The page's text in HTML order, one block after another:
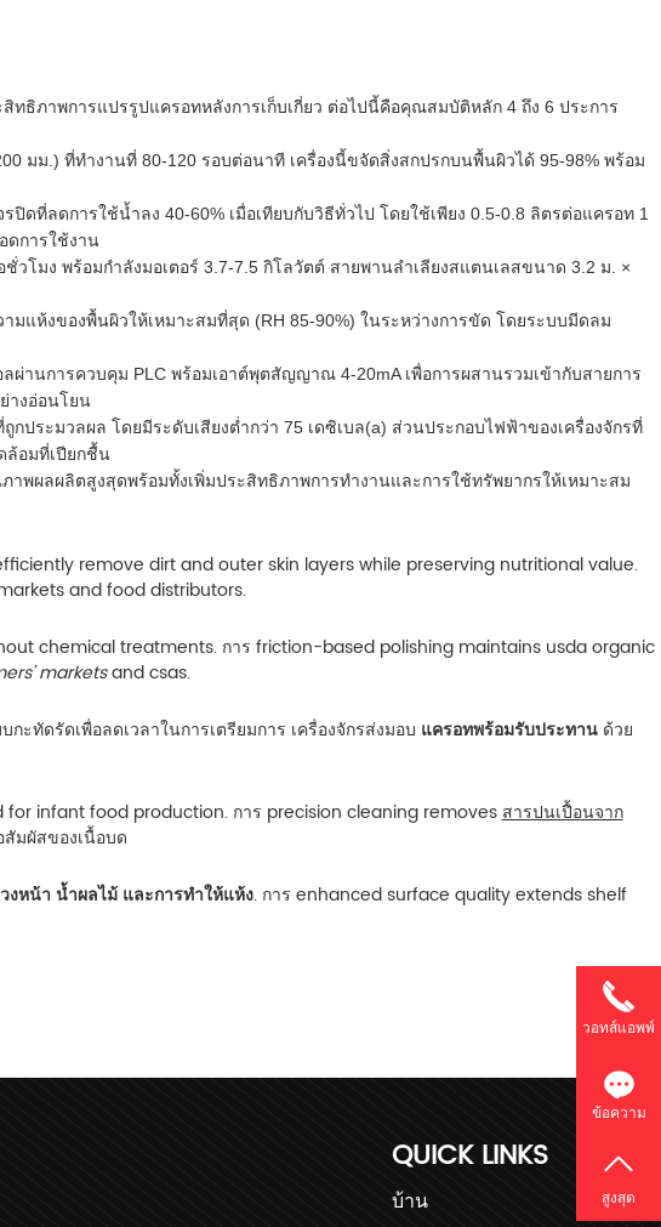
ธิภาพการแปรรูปแครอทหลังการเก็บเกี่ยว ต่อไปนี้คือคุณสมบัติหลัก 4 ถึง 6 ประการ
มม.) ที่ทำงานที่ 80-120 รอบต่อนาที เครื่องนี้ขจัดสิ่งสกปรกบนพื้นผิวได้ 95-98% พร้อม
ปิดที่ลดการใช้น้ำลง 40-60% เมื่อเทียบกับวิธีทั่วไป โดยใช้เพียง 0.5-0.8 ลิตรต่อแครอท 1
ดการใช้งาน
โมง พร้อมกำลังมอเตอร์ 3.7-7.5 กิโลวัตต์ สายพานลำเลียงสแตนเลสขนาด 3.2 ม. ×
แห้งของพื้นผิวให้เหมาะสมที่สุด (RH 85-90%) ในระหว่างการขัด โดยระบบมีดลม
ผ่านการควบคุม PLC พร้อมเอาต์พุตสัญญาณ 4-20mA เพื่อการผสานรวมเข้ากับสายการ
างอ่อนโยน
กประมวลผล โดยมีระดับเสียงต่ำกว่า 75 เดซิเบล(a) ส่วนประกอบไฟฟ้าของเครื่องจักรที่
ล้อมที่เปียกชื้น
ผลผลิตสูงสุดพร้อมทั้งเพิ่มประสิทธิภาพการทำงานและการใช้ทรัพยากรให้เหมาะสม
remove dirt and outer skin layers while preserving nutritional value.
and food distributors.
chemical treatments. การ friction-based polishing maintains usda organic
marketsand csas.
ะทัดรัดเพื่อลดเวลาในการเตรียมการ เครื่องจักรส่งมอบ แครอทพร้อมรับประทานด้วย
infant food production. การ precision cleaning removesสารปนเปื้อนจาก
มผัสของเนื้อบด
งหน้า น้ำผลไม้ และการทำให้แห้ง. การ enhanced surface quality extends shelf
QUICK LINKS
บ้าน
วอทส์แอพพ์
ข้อความ
สูงสุด